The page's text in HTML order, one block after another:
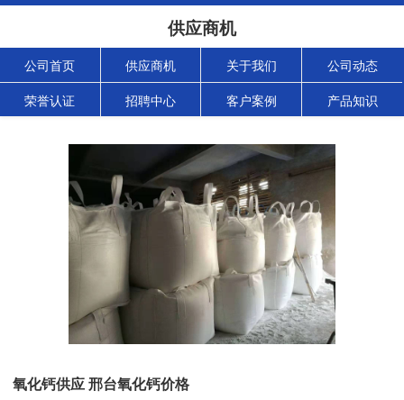
供应商机
公司首页 供应商机 关于我们 公司动态
荣誉认证 招聘中心 客户案例 产品知识
氧化钙供应 邢台氧化钙价格